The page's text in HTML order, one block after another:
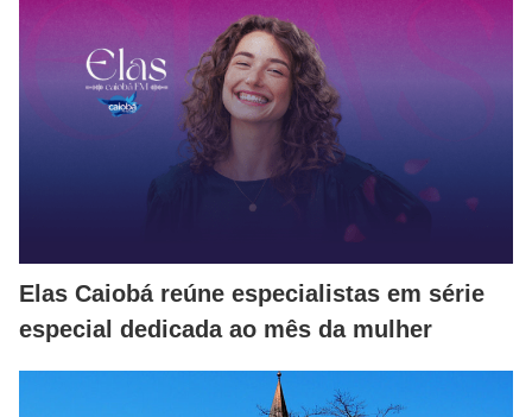
Elas Caiobá reúne especialistas em série
especial dedicada ao mês da mulher